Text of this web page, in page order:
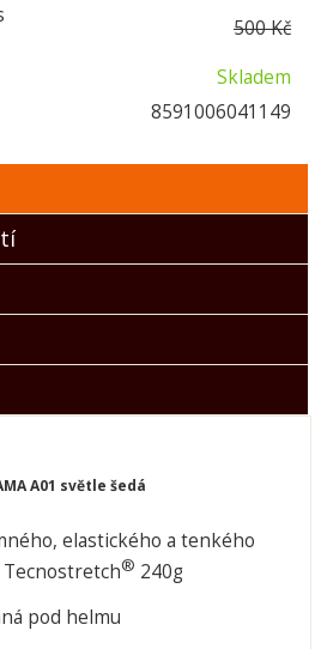
500 Kč
Skladem
8591006041149
A01 světle šedá
elastického a tenkého
® 240g
pod helmu